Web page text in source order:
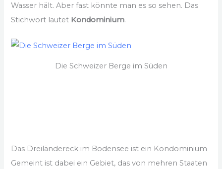
Wasser hält. Aber fast könnte man es so sehen. Das
Stichwort lautet Kondominium.
Die Schweizer Berge im Süden
Das Dreiländereck im Bodensee ist ein Kondominium
Gemeint ist dabei ein Gebiet, das von mehren Staaten